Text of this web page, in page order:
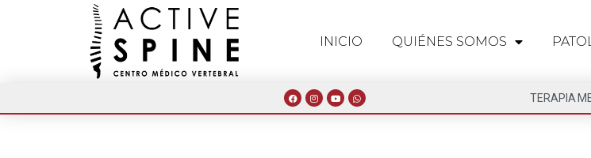
INICIO QUIÉNES SOMOS
TERAPIA